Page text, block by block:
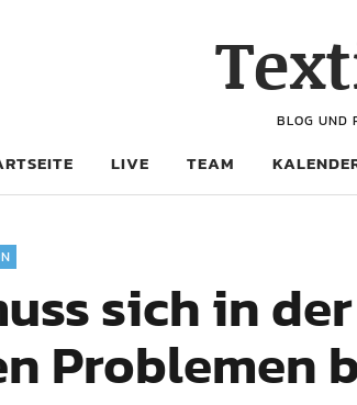
BLOG UND
LIVE TEAM
sich in
Problemen